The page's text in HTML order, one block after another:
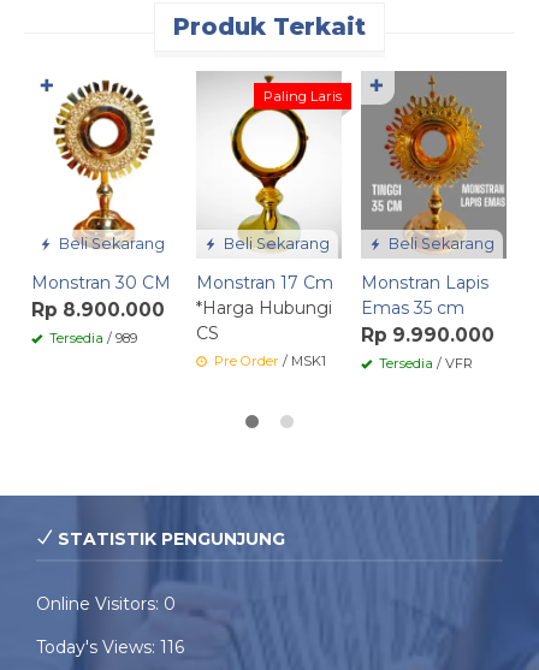
Produk Terkait
Beli Sekarang
Monstran 30 CM
Rp 8.900.000
Tersedia / 989
✚
Beli Sekarang
Paling Laris
Monstran 17 Cm
*Harga Hubungi
CS
Pre Order / MSK1
Beli Sekarang
Monstran Lapis
Emas 35 cm
Rp 9.990.000
Tersedia / VFR
✚
STATISTIK PENGUNJUNG
Online Visitors: 0
Today's Views: 116